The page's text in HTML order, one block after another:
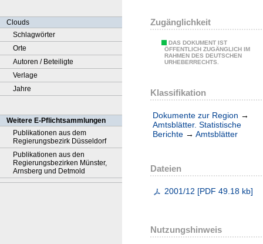
Clouds
Schlagwörter
Orte
Autoren / Beteiligte
Verlage
Jahre
Weitere E-Pflichtsammlungen
Publikationen aus dem
Regierungsbezirk Düsseldorf
Publikationen aus den
Regierungsbezirken Münster,
Arnsberg und Detmold
Zugänglichkeit
DAS DOKUMENT IST
ÖFFENTLICH ZUGÄNGLICH IM
RAHMEN DES DEUTSCHEN
URHEBERRECHTS.
Klassifikation
Dokumente zur Region →
Amtsblätter. Statistische
Berichte → Amtsblätter
Dateien
2001/12 [PDF 49.18 kb]
Nutzungshinweis